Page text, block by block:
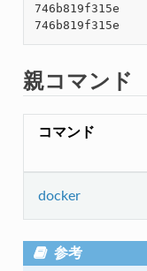
親コマンド
コマンド
docker
参考